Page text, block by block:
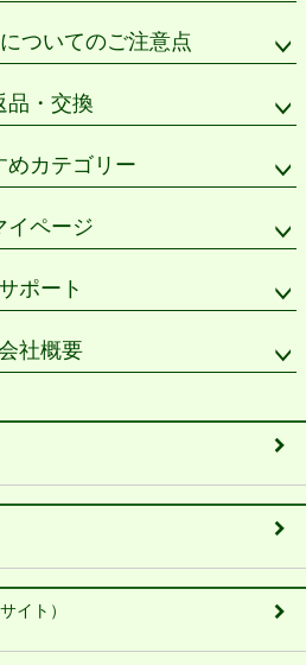
ついてのご注意点
品・交換
めカテゴリー
イページ
ポート
社概要
イト）